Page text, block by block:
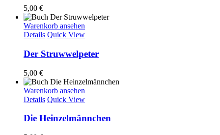
5,00 €
Warenkorb ansehen
Details Quick View
Der Struwwelpeter
5,00 €
Warenkorb ansehen
Details Quick View
Die Heinzelmännchen